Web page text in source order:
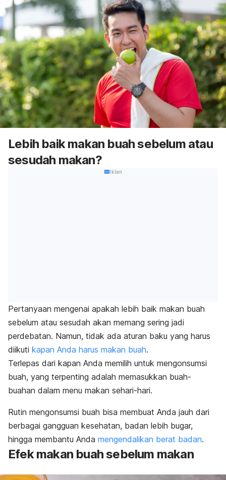
Lebih baik makan buah sebelum atau
sesudah makan?
Iklan
Pertanyaan mengenai apakah lebih baik makan buah
sebelum atau sesudah akan memang sering jadi
perdebatan. Namun, tidak ada aturan baku yang harus
diikuti kapan Anda harus makan buah.
Terlepas dari kapan Anda memilih untuk mengonsumsi
buah, yang terpenting adalah memasukkan buah-
buahan dalam menu makan sehari-hari.
Rutin mengonsumsi buah bisa membuat Anda jauh dari
berbagai gangguan kesehatan, badan lebih bugar,
hingga membantu Anda mengendalikan berat badan.
Efek makan buah sebelum makan